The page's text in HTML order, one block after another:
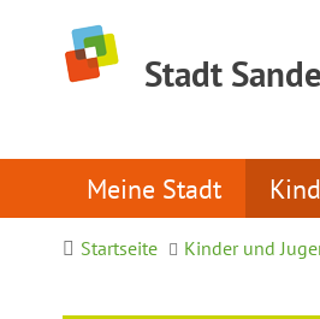
Stadt
Meine Stadt
Startseite Kinder und